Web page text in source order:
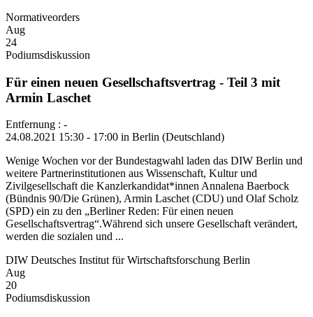
Normativeorders
Aug
24
Podiumsdiskussion
Für einen neuen Gesellschaftsvertrag - Teil 3 mit
Armin Laschet
Entfernung : -
24.08.2021 15:30 - 17:00 in Berlin (Deutschland)
Wenige Wochen vor der Bundestagwahl laden das DIW Berlin und
weitere Partnerinstitutionen aus Wissenschaft, Kultur und
Zivilgesellschaft die Kanzlerkandidat*innen Annalena Baerbock
(Bündnis 90/Die Grünen), Armin Laschet (CDU) und Olaf Scholz
(SPD) ein zu den „Berliner Reden: Für einen neuen
Gesellschaftsvertrag“.Während sich unsere Gesellschaft verändert,
werden die sozialen und ...
DIW Deutsches Institut für Wirtschaftsforschung Berlin
Aug
20
Podiumsdiskussion